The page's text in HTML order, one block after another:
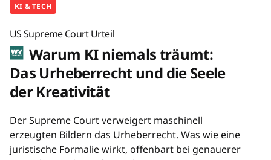
KI & TECH
US Supreme Court Urteil
Warum KI niemals träumt:
Das Urheberrecht und die Seele
der Kreativität
Der Supreme Court verweigert maschinell
erzeugten Bildern das Urheberrecht. Was wie eine
juristische Formalie wirkt, offenbart bei genauerer